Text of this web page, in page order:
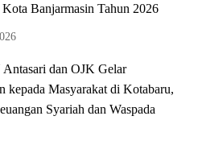
Banjarmasin Tahun 2026
dan OJK Gelar
kepada Masyarakat di Kotabaru,
Syariah dan Waspada